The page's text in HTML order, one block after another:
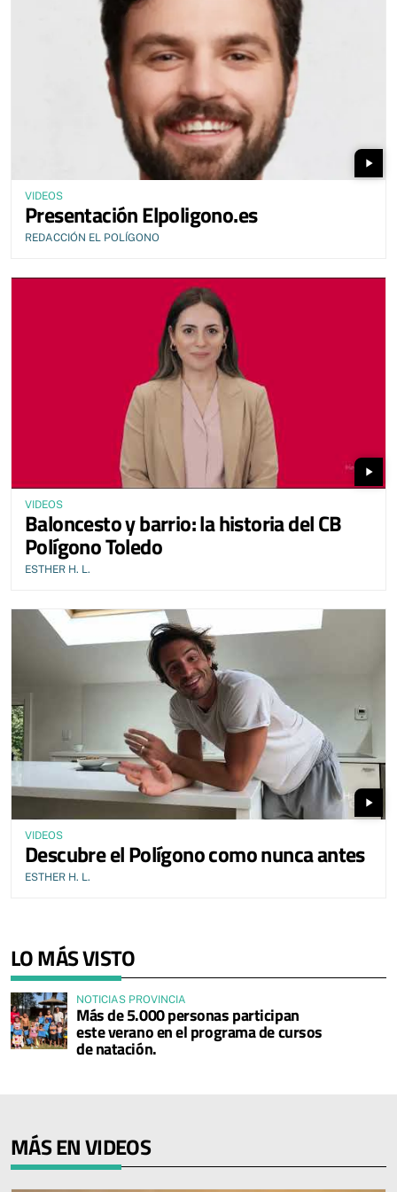
play_arrow
VIDEOS
Presentación Elpoligono.es
REDACCIÓN EL POLÍGONO
play_arrow
VIDEOS
Baloncesto y barrio: la historia del CB
Polígono Toledo
ESTHER H. L.
play_arrow
VIDEOS
Descubre el Polígono como nunca antes
ESTHER H. L.
LO MÁS VISTO
NOTICIAS PROVINCIA
Más de 5.000 personas participan
este verano en el programa de cursos
de natación.
MÁS EN VIDEOS